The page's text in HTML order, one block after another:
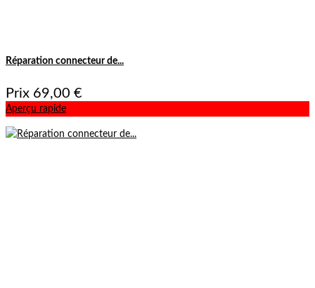
Réparation connecteur de...
Prix 69,00 €
Aperçu rapide